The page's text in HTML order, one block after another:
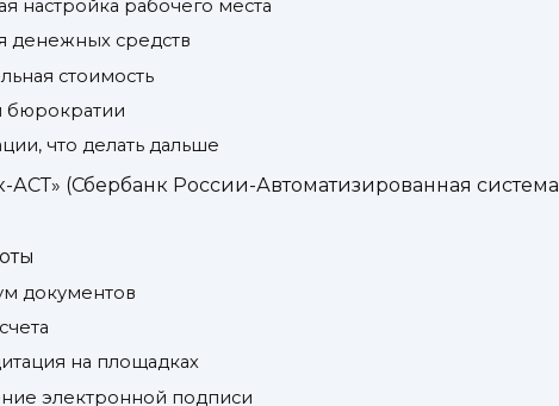
настройка рабочего места
денежных средств
стоимость
что делать дальше
АСТ» (Сбербанк России-Автоматизированная система
документов
на площадках
электронной подписи